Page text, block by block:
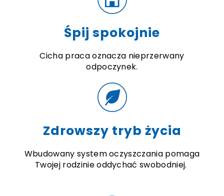
Śpij spokojnie
Cicha praca oznacza nieprzerwany
odpoczynek.
Zdrowszy tryb życia
Wbudowany system oczyszczania pomaga
Twojej rodzinie oddychać swobodniej.